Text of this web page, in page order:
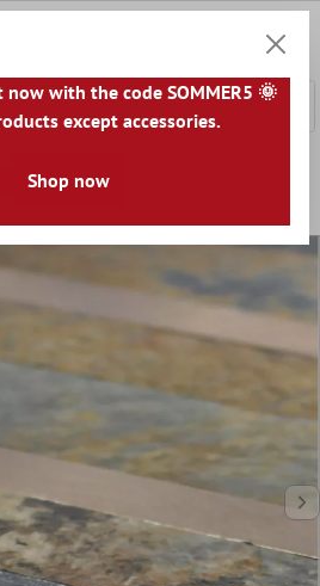
Mirbach
Gold
with the code SOMMER5 🌞
except accessories.
Shop now